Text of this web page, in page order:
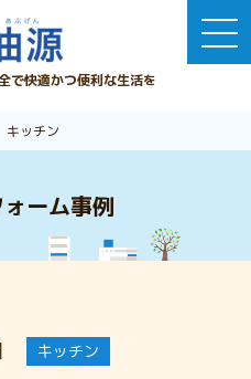
で快適かつ便利な生活を
キッチン
ーム事例
キッチン